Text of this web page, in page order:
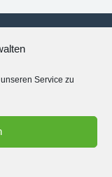
Service zu